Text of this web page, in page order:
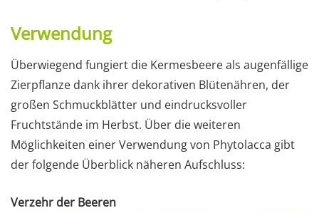
Verwendung
Überwiegend fungiert die Kermesbeere als augenfällige
Zierpflanze dank ihrer dekorativen Blütenähren, der
großen Schmuckblätter und eindrucksvoller
Fruchtstände im Herbst. Über die weiteren
Möglichkeiten einer Verwendung von Phytolacca gibt
der folgende Überblick näheren Aufschluss:
Verzehr der Beeren